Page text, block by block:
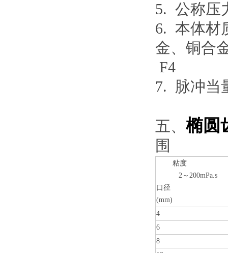
5. 公称压
6. 本体材
金、铜合
F4
7. 脉冲当
五、椭圆
围
粘度
2～200mPa.s
口径
(mm)
4
6
8